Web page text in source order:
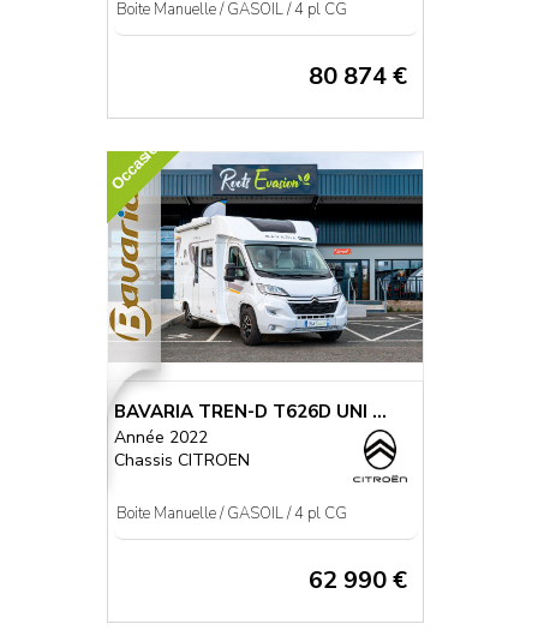
Boite Manuelle / GASOIL / 4 pl CG
80 874 €
Occasion
BAVARIA TREN-D T626D UNI ...
Année 2022
Chassis CITROEN
Boite Manuelle / GASOIL / 4 pl CG
62 990 €